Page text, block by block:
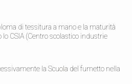
di tessitura a mano e la maturità
CSIA (Centro scolastico industrie
la Scuola del fumetto nella